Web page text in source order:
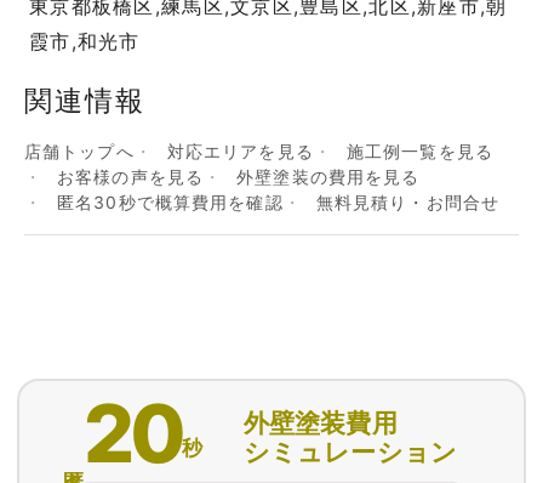
東京都板橋区,練馬区,文京区,豊島区,北区,新座市,朝
霞市,和光市
関連情報
店舗トップへ 対応エリアを見る
施工例一覧を見る
お客様の声を見る
外壁塗装の費用を見る
匿名30秒で概算費用を確認
無料見積り・お問合せ
20秒
外壁塗装費用
シミュレーション